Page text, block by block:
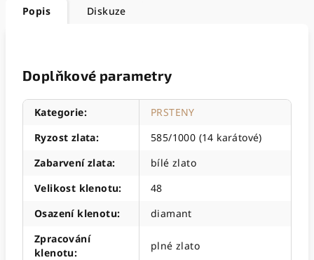
Popis Diskuze
Doplňkové parametry
Kategorie:
PRSTENY
Ryzost zlata:
585/1000 (14 karátové)
Zabarvení zlata:
bílé zlato
Velikost klenotu:
48
Osazení klenotu:
diamant
Zpracování
klenotu:
plné zlato